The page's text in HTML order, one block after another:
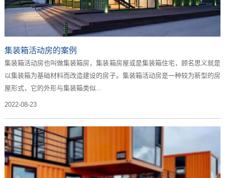
集装箱活动房的案例
集装箱活动房也叫做集装箱房，集装箱房屋或是集装箱住宅，顾名思义就是
以集装箱为基础材料而改造建设的房子。集装箱活动房是一种较为新型的房
屋形式，它的外形与集装箱类似...
2022-08-23